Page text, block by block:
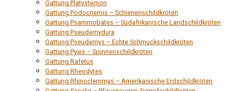
Gattung Platysternon
Gattung Podocnemis – Schienenschildkröten
Gattung Psammobates – Südafrikanische Landschildkröten
Gattung Pseudemydura
Gattung Pseudemys – Echte Schmuckschildkröten
Gattung Pyxis – Spinnenschildkröten
Gattung Rafetus
Gattung Rheodytes
Gattung Rhinoclemmys – Amerikanische Erdschildkröten